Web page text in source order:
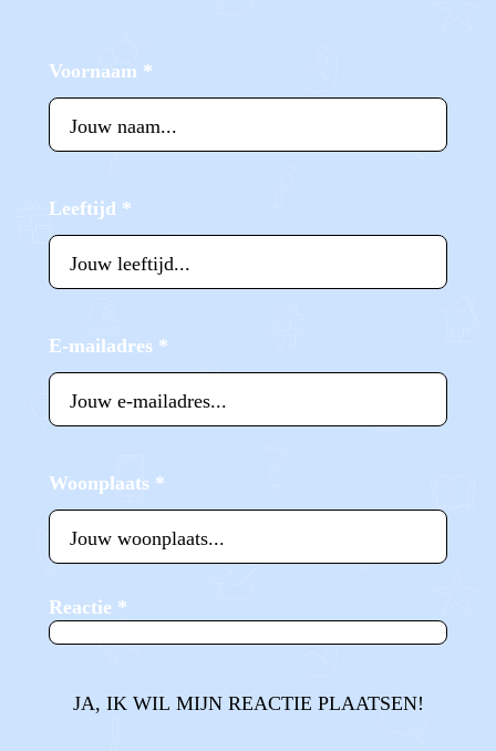
Voornaam *
Leeftijd *
E-mailadres *
Woonplaats *
Reactie *
JA, IK WIL MIJN REACTIE PLAATSEN!